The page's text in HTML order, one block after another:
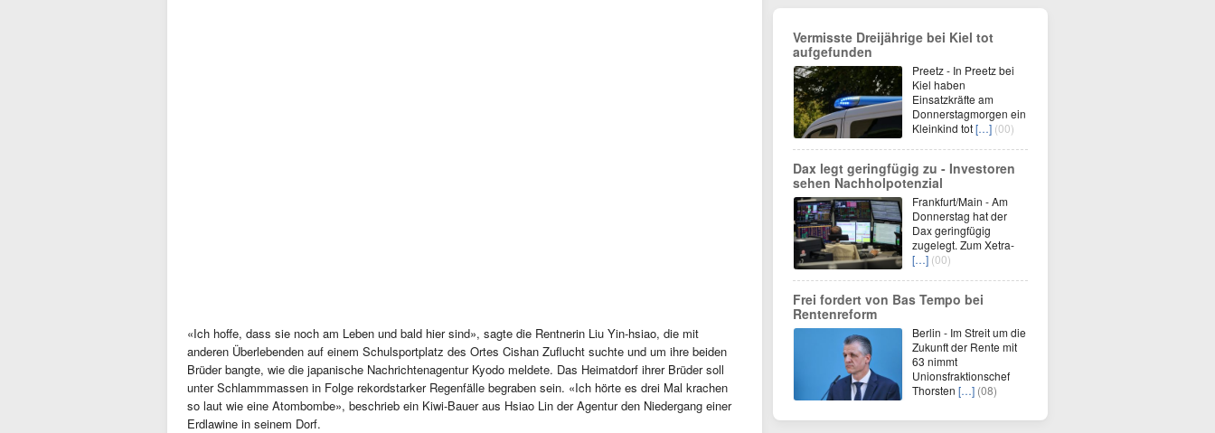
«Ich hoffe, dass sie noch am Leben und bald hier sind», sagte die Rentnerin Liu Yin-hsiao, die mit
anderen Überlebenden auf einem Schulsportplatz des Ortes Cishan Zuflucht suchte und um ihre beiden
Brüder bangte, wie die japanische Nachrichtenagentur Kyodo meldete. Das Heimatdorf ihrer Brüder soll
unter Schlammmassen in Folge rekordstarker Regenfälle begraben sein. «Ich hörte es drei Mal krachen
so laut wie eine Atombombe», beschrieb ein Kiwi-Bauer aus Hsiao Lin der Agentur den Niedergang einer
Erdlawine in seinem Dorf.
Vermisste Dreijährige bei Kiel tot
aufgefunden
Preetz - In Preetz bei
Kiel haben
Einsatzkräfte am
Donnerstagmorgen ein
Kleinkind tot[…] (00)
Dax legt geringfügig zu - Investoren
sehen Nachholpotenzial
Frankfurt/Main - Am
Donnerstag hat der
Dax geringfügig
zugelegt. Zum Xetra-
[…] (00)
Frei fordert von Bas Tempo bei
Rentenreform
Berlin - Im Streit um die
Zukunft der Rente mit
63 nimmt
Unionsfraktionschef
Thorsten […] (08)